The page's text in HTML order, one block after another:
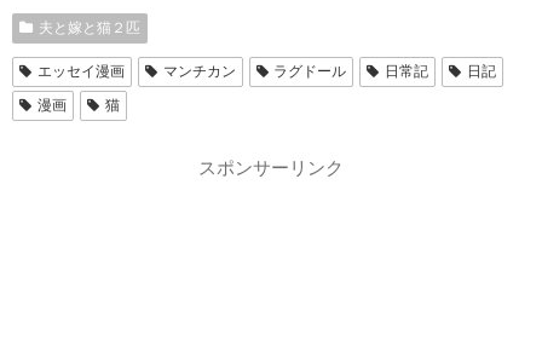
夫と嫁と猫２匹
エッセイ漫画 マンチカン ラグドール 日常記
日記
漫画
猫
スポンサーリンク